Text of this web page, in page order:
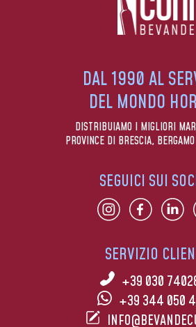
DAL 1990 AL
DEL MONDO
DISTRIBUIAMO I MIGLIORI
PROVINCE DI BRESCIA,
SERVIZIO
+39 030
+39 344 050
SEGUICI SUI